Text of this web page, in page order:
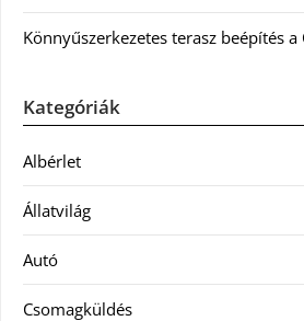
Könnyűszerkezetes terasz beépítés
Kategóriák
Albérlet
Állatvilág
Autó
Csomagküldés